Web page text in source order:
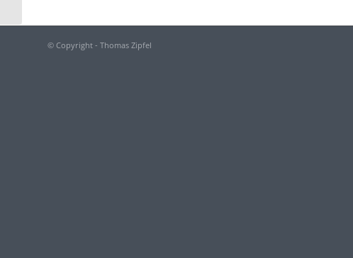
© Copyright - Thomas Zipfel